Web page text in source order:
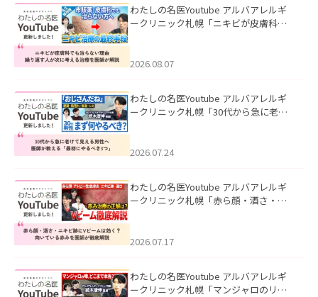
わたしの名医Youtube アルバアレルギ
ークリニック札幌「ニキビが皮膚科で
ました。
2026.08.07
わたしの名医Youtube アルバアレルギ
ークリニック札幌「30代から急に老け
た。
2026.07.24
わたしの名医Youtube アルバアレルギ
ークリニック札幌「赤ら顔・酒さ・ニ
した。
2026.07.17
わたしの名医Youtube アルバアレルギ
ークリニック札幌「マンジャロのリア